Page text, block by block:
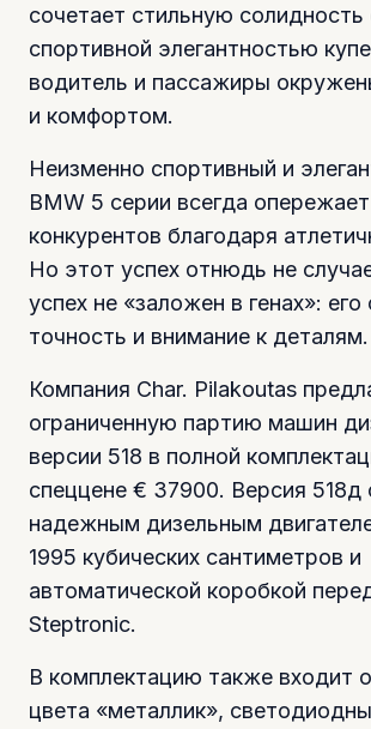
сочетает стильную солидность
спортивной элегантностью
водитель и пассажиры
и комфортом.
Неизменно спортивный и
BMW 5 серии всегда опережает
конкурентов благодаря
Но этот успех отнюдь не
успех не «заложен в генах»: его
точность и внимание к деталям.
Компания Char. Pilakoutas
ограниченную партию машин
версии 518 в полной
спеццене € 37900. Версия 518д
надежным дизельным
1995 кубических сантиметров и
автоматической коробкой
Steptronic.
В комплектацию также входит
цвета «металлик»,